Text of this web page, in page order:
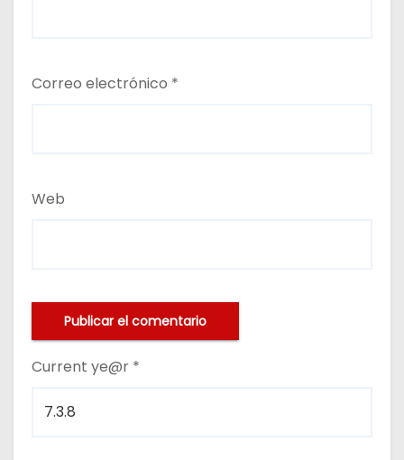
Correo electrónico *
Web
Current ye@r *